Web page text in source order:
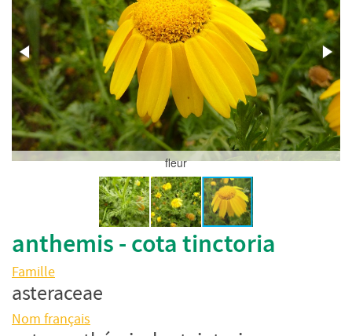
fleur
anthemis - cota tinctoria
Famille
asteraceae
Nom français